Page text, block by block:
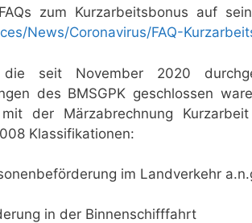
zum Kurzarbeitsbonus auf
News/Coronavirus/FAQ-
die seit November 2020
des BMSGPK geschlossen
der Märzabrechnung
Klassifikationen:
im Landverkehr
in der Binnenschifffahrt